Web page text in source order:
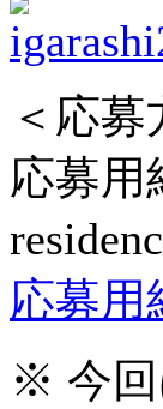
＜応募
応募用
応募用
※ 今回